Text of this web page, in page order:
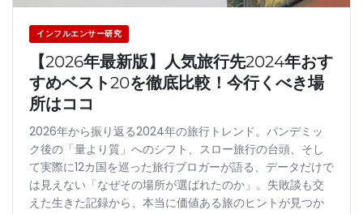
インフルエンサー研究
【2026年最新版】人気旅行先2024年おす
すめベスト20を徹底比較！今行くべき場
所はココ
2026年から振り返る2024年の旅行トレンド。パンデミッ
ク後の「量より質」へのシフト、スロー旅行の台頭、そし
て実際に12カ国を巡った旅行ブロガーが語る、データだけで
は見えない「なぜその場所が選ばれたのか」。失敗談も交
えた生きた記録から、本当に価値ある旅のヒントが見つか